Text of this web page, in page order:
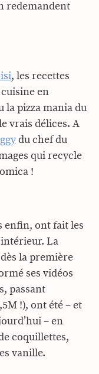
redemandent
, les recettes
cuisine en
la pizza mania du
vrais délices. A
du chef du
qui recycle
!
enfin, ont fait les
La
la première
ses vidéos
passant
!), ont été – et
– en
coquillettes,
vanille.